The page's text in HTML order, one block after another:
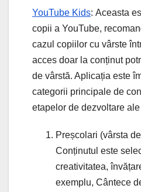
YouTube Kids: Aceasta
copii a YouTube,
cazul copiilor cu vârste
acces doar la conținut
de vârstă. Aplicația este
categorii principale de
etapelor de dezvoltare
Preșcolari (vârsta
Conținutul este
creativitatea,
exemplu, Cântece